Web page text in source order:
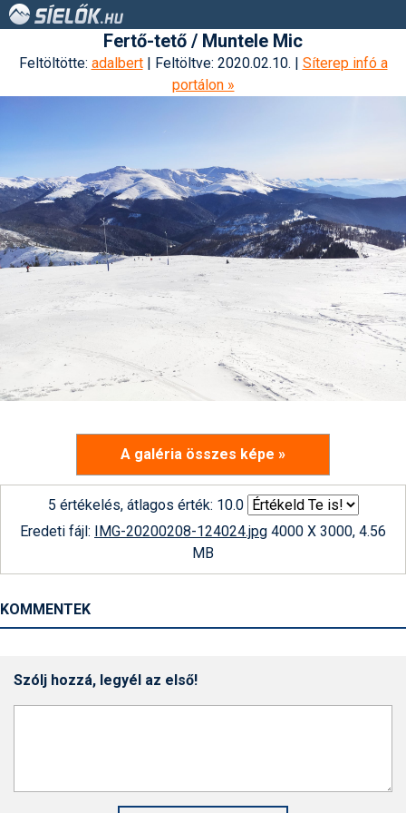
Fertő-tető / Muntele Mic
Feltöltötte: adalbert| Feltöltve: 2020.02.10. | Síterep infó a
portálon »
A galéria összes képe »
5 értékelés, átlagos érték: 10.0
Eredeti fájl: IMG-20200208-124024.jpg 4000 X 3000, 4.56
MB
KOMMENTEK
Szólj hozzá, legyél az első!